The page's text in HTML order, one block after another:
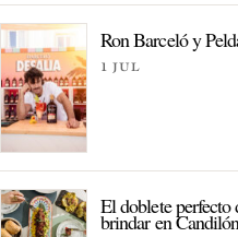
Ron Barceló y
1 JUL
El doblete
brindar en